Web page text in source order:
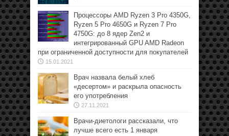
Процессоры AMD Ryzen 3 Pro 4350G,
Ryzen 5 Pro 4650G и Ryzen 7 Pro
4750G: до 8 ядер Zen2 и
интегрированный GPU AMD Radeon
при ограниченной доступности для покупателей
15.01.2021
Врач назвала белый хлеб
«десертом» и раскрыла опасность
его употребления
27.11.2021
Врачи-диетологи рассказали, что
лучше всего есть 1 января